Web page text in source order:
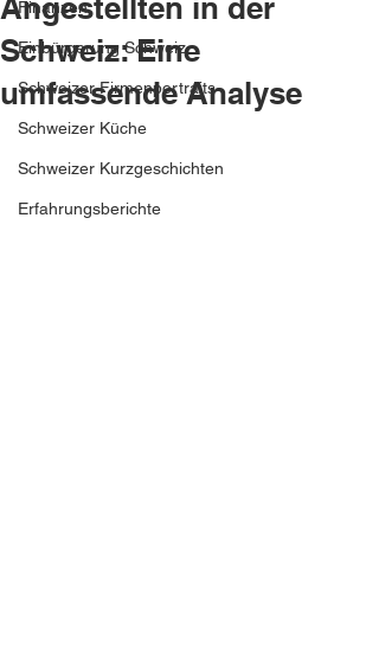
Finanzen
Einbürgerung Schweiz
Schweizer Firmenportraits
Schweizer Küche
Schweizer Kurzgeschichten
Erfahrungsberichte
Angestellten in der
Schweiz: Eine
umfassende Analyse